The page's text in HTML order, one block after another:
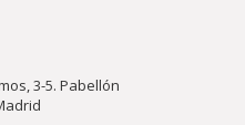
3-5. Pabellón